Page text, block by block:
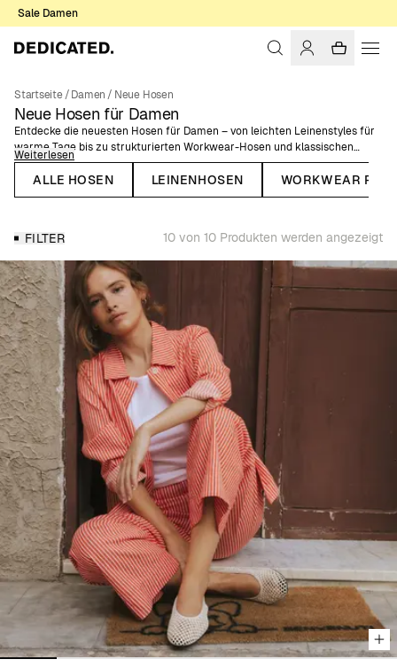
Sale Damen
Startseite /Damen / Neue Hosen
Neue Hosen für Damen
Entdecke die neuesten Hosen für Damen – von leichten Leinenstyles für
warme Tage bis zu strukturierten Workwear-Hosen und klassischen
Cordhosen. Diese Kollektion vereint neue Silhouetten, saisonale Farben
und vielseitige Designs für den Alltag.
kombinieren mit T-Shirts, Hemden oder Strick: Diese Neuheiten sind
gemacht für verschiedene Jahreszeiten und den Alltag.
Weiterlesen
ALLE HOSEN LEINENHOSEN WORKWEAR
FILTER 10 von 10 Produkten werden angezeigt
Viewing image 1 of 7